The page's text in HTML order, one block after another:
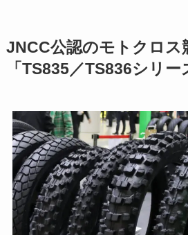
JNCC公認のモトクロス
「TS835／TS836シリー